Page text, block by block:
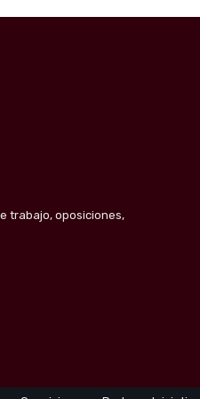
trabajo, oposiciones,